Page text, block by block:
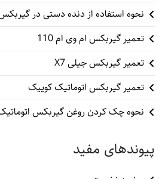
نحوه استفاده از دنده دستی در
تعمیر گیربکس ام وی ام 110
تعمیر گیربکس جیلی X7
تعمیر گیربکس اتوماتیک کوییک
نحوه چک کردن روغن گیربکس
پیوندهای مفید